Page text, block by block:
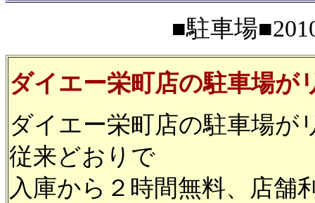
■駐車場
ダイエー栄町店の駐車場が
ダイエー栄町店の駐車場が
従来どおりで
入庫から２時間無料、店舗